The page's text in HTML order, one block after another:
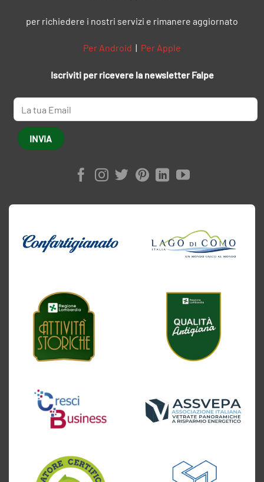
per richiedere i nostri servizi e rimanere aggiornato
Per Android | Per Apple
Iscriviti per ricevere la newsletter Falpe